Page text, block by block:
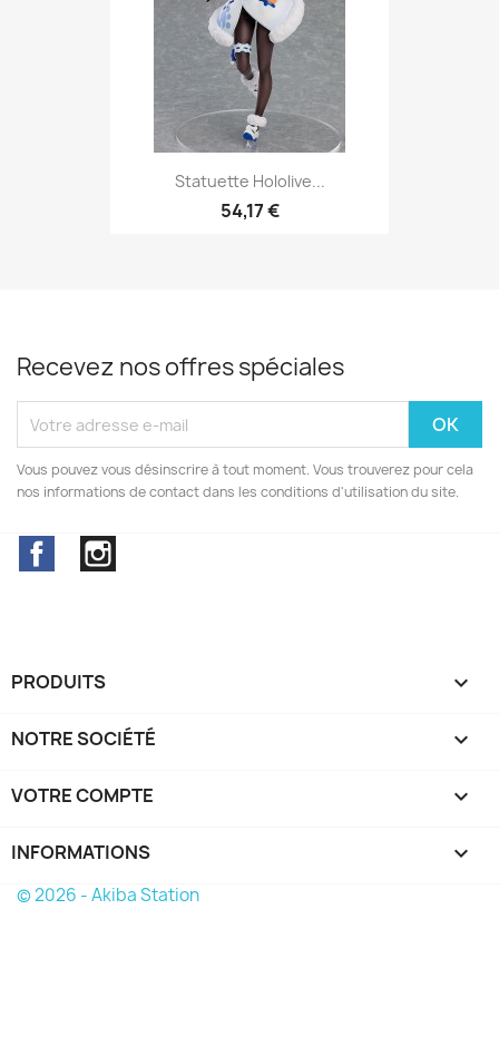
Statuette Hololive...
54,17 €
Recevez nos offres spéciales
Vous pouvez vous désinscrire à tout moment. Vous trouverez pour cela
nos informations de contact dans les conditions d'utilisation du site.
Facebook
PRODUITS 
NOTRE SOCIÉTÉ 
VOTRE COMPTE 
INFORMATIONS keyboard_arrow_down
© 2026 - Akiba Station